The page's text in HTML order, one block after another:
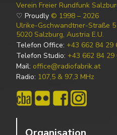
Verein Freier Rundfunk
♡ Proudly © 1998 – 2026
Ulrike-Gschwandtner-Straße 5
5020 Salzburg, Austria E.U.
Telefon Office: +43 662 84 29
Telefon Studio: +43 662 84 29
Mail: office@radiofabrik.at
Radio: 107,5 & 97,3 MHz